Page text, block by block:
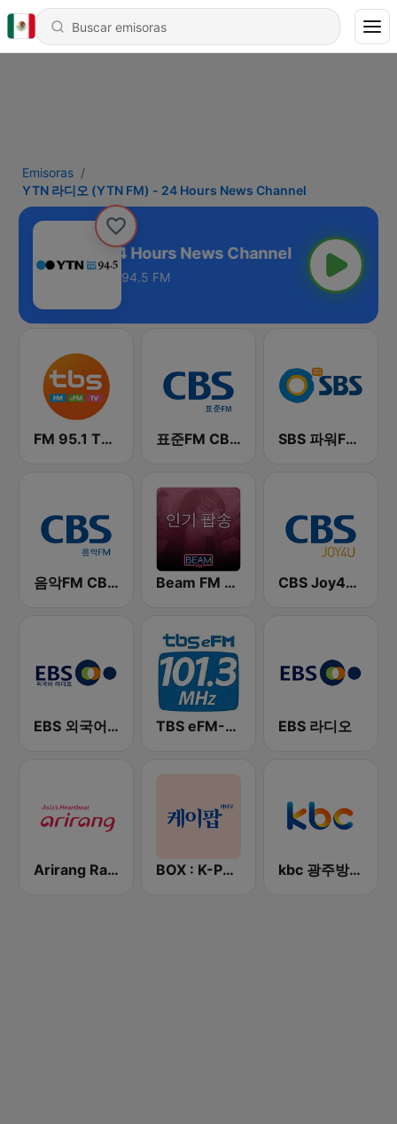
Emisoras
YTN 라디오 (YTN FM) - 24 Hours News Channel
(YTN FM) - 24 Hours News Channel
94.5 FM
FM 95.1 TBS fm 표준FM CBS 라디오 (Standard FM) SBS 파워FM-SBS 라디오
음악FM CBS 라디오 (Music FM) Beam FM - 취향저격 감각 팝송 CBS Joy4U-CBS 라디오
EBS 외국어 라디오 (i-radio) TBS eFM-교통방송 영어전문 라디오 EBS 라디오
Arirang Radio BOX : K-POP 케이팝 kbc 광주방송 MyFM